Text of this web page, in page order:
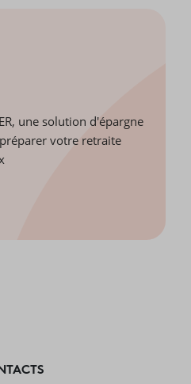
une solution d'épargne
votre retraite